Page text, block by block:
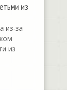
из
из-за
из